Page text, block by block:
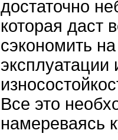
достаточно
которая даст
сэкономить
эксплуатации
Все это
намереваясь